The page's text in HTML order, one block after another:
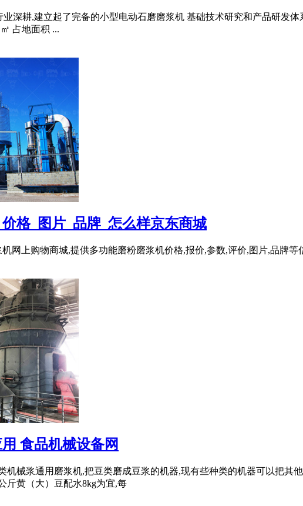
深耕,建立起了完备的小型电动石磨磨浆机 基础技术研究和产品研发
占地面积 ...
价格_图片_品牌_怎么样京东商城
网上购物商城,提供多功能磨粉磨浆机价格,报价,参数,评价,图片,品牌
食品机械设备网
机械浆通用磨浆机,把豆类磨成豆浆的机器,现有些种类的机器可以把其
斤黄（大）豆配水8kg为宜,每